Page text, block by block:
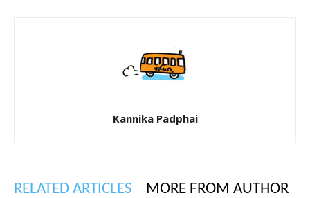
Kannika Padphai
RELATED ARTICLES MORE FROM AUTHOR